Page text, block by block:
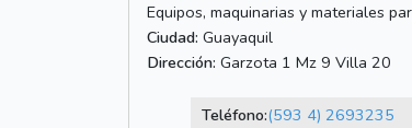
Equipos, maquinarias y materiales
Ciudad: Guayaquil
Dirección: Garzota 1 Mz 9 Villa 20
Teléfono:(593 4) 2693235